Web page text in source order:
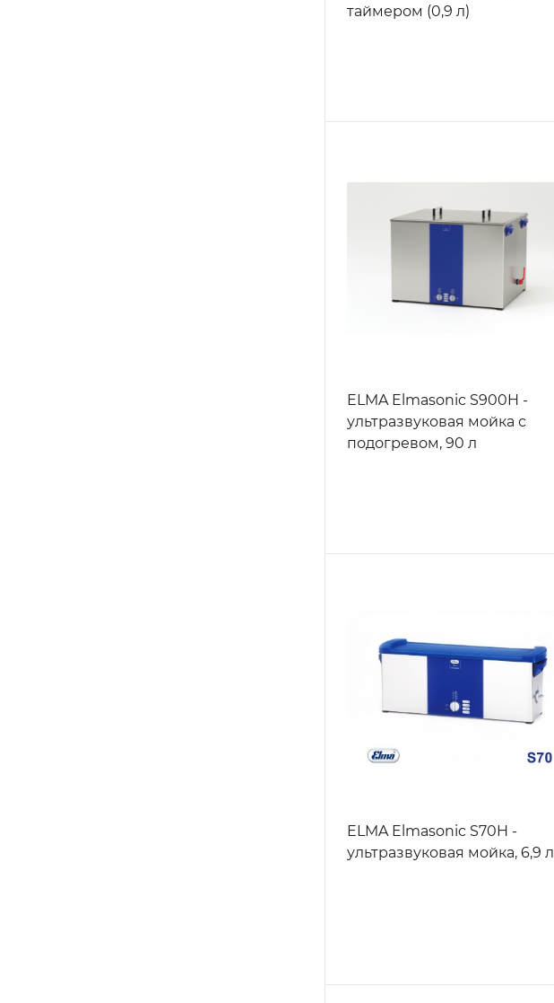
таймером (0,9 л)
ELMA Elmasonic S900H -
ультразвуковая мойка с
подогревом, 90 л
ELMA Elmasonic S70H -
ультразвуковая мойка, 6,9 л